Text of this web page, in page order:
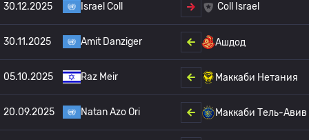
30.12.2025 Israel Coll Coll Israel
30.11.2025 Amit Danziger Ашдод
05.10.2025 Raz Meir Маккаби Нетания
20.09.2025 Natan Azo Ori Маккаби Тель-Авив